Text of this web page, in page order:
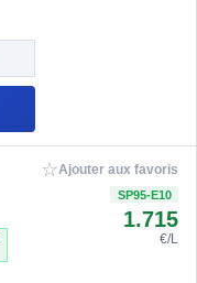
☆Ajouter aux favoris
SP95-E10
1.715
€/L